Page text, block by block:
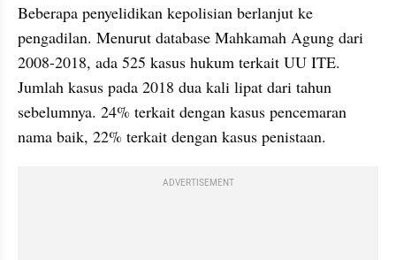
Beberapa penyelidikan kepolisian berlanjut ke
pengadilan. Menurut database Mahkamah Agung dari
2008-2018, ada 525 kasus hukum terkait UU ITE.
Jumlah kasus pada 2018 dua kali lipat dari tahun
sebelumnya. 24% terkait dengan kasus pencemaran
nama baik, 22% terkait dengan kasus penistaan.
ADVERTISEMENT